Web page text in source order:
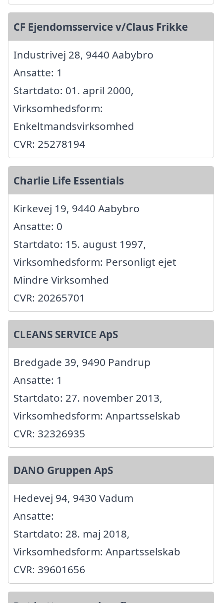
CF Ejendomsservice v/Claus Frikke
Industrivej 28, 9440 Aabybro
Ansatte: 1
Startdato: 01. april 2000,
Virksomhedsform:
Enkeltmandsvirksomhed
CVR: 25278194
Charlie Life Essentials
Kirkevej 19, 9440 Aabybro
Ansatte: 0
Startdato: 15. august 1997,
Virksomhedsform: Personligt ejet
Mindre Virksomhed
CVR: 20265701
CLEANS SERVICE ApS
Bredgade 39, 9490 Pandrup
Ansatte: 1
Startdato: 27. november 2013,
Virksomhedsform: Anpartsselskab
CVR: 32326935
DANO Gruppen ApS
Hedevej 94, 9430 Vadum
Ansatte:
Startdato: 28. maj 2018,
Virksomhedsform: Anpartsselskab
CVR: 39601656